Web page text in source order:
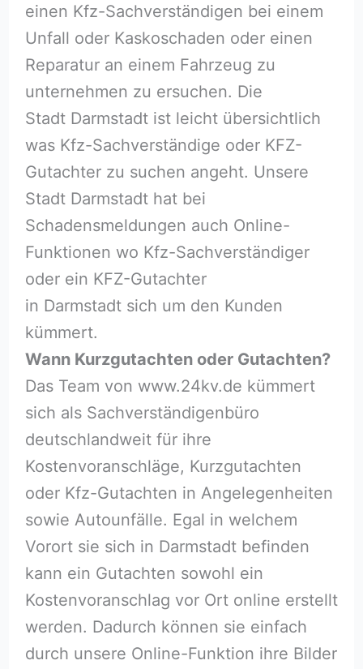
einen Kfz-Sachverständigen bei einem
Unfall oder Kaskoschaden oder einen
Reparatur an einem Fahrzeug zu
unternehmen zu ersuchen. Die
Stadt Darmstadt ist leicht übersichtlich
was Kfz-Sachverständige oder KFZ-
Gutachter zu suchen angeht. Unsere
Stadt Darmstadt hat bei
Schadensmeldungen auch Online-
Funktionen wo Kfz-Sachverständiger
oder ein KFZ-Gutachter
in Darmstadt sich um den Kunden
kümmert.
Wann Kurzgutachten oder Gutachten?
Das Team von www.24kv.de kümmert
sich als Sachverständigenbüro
deutschlandweit für ihre
Kostenvoranschläge, Kurzgutachten
oder Kfz-Gutachten in Angelegenheiten
sowie Autounfälle. Egal in welchem
Vorort sie sich in Darmstadt befinden
kann ein Gutachten sowohl ein
Kostenvoranschlag vor Ort online erstellt
werden. Dadurch können sie einfach
durch unsere Online-Funktion ihre Bilder